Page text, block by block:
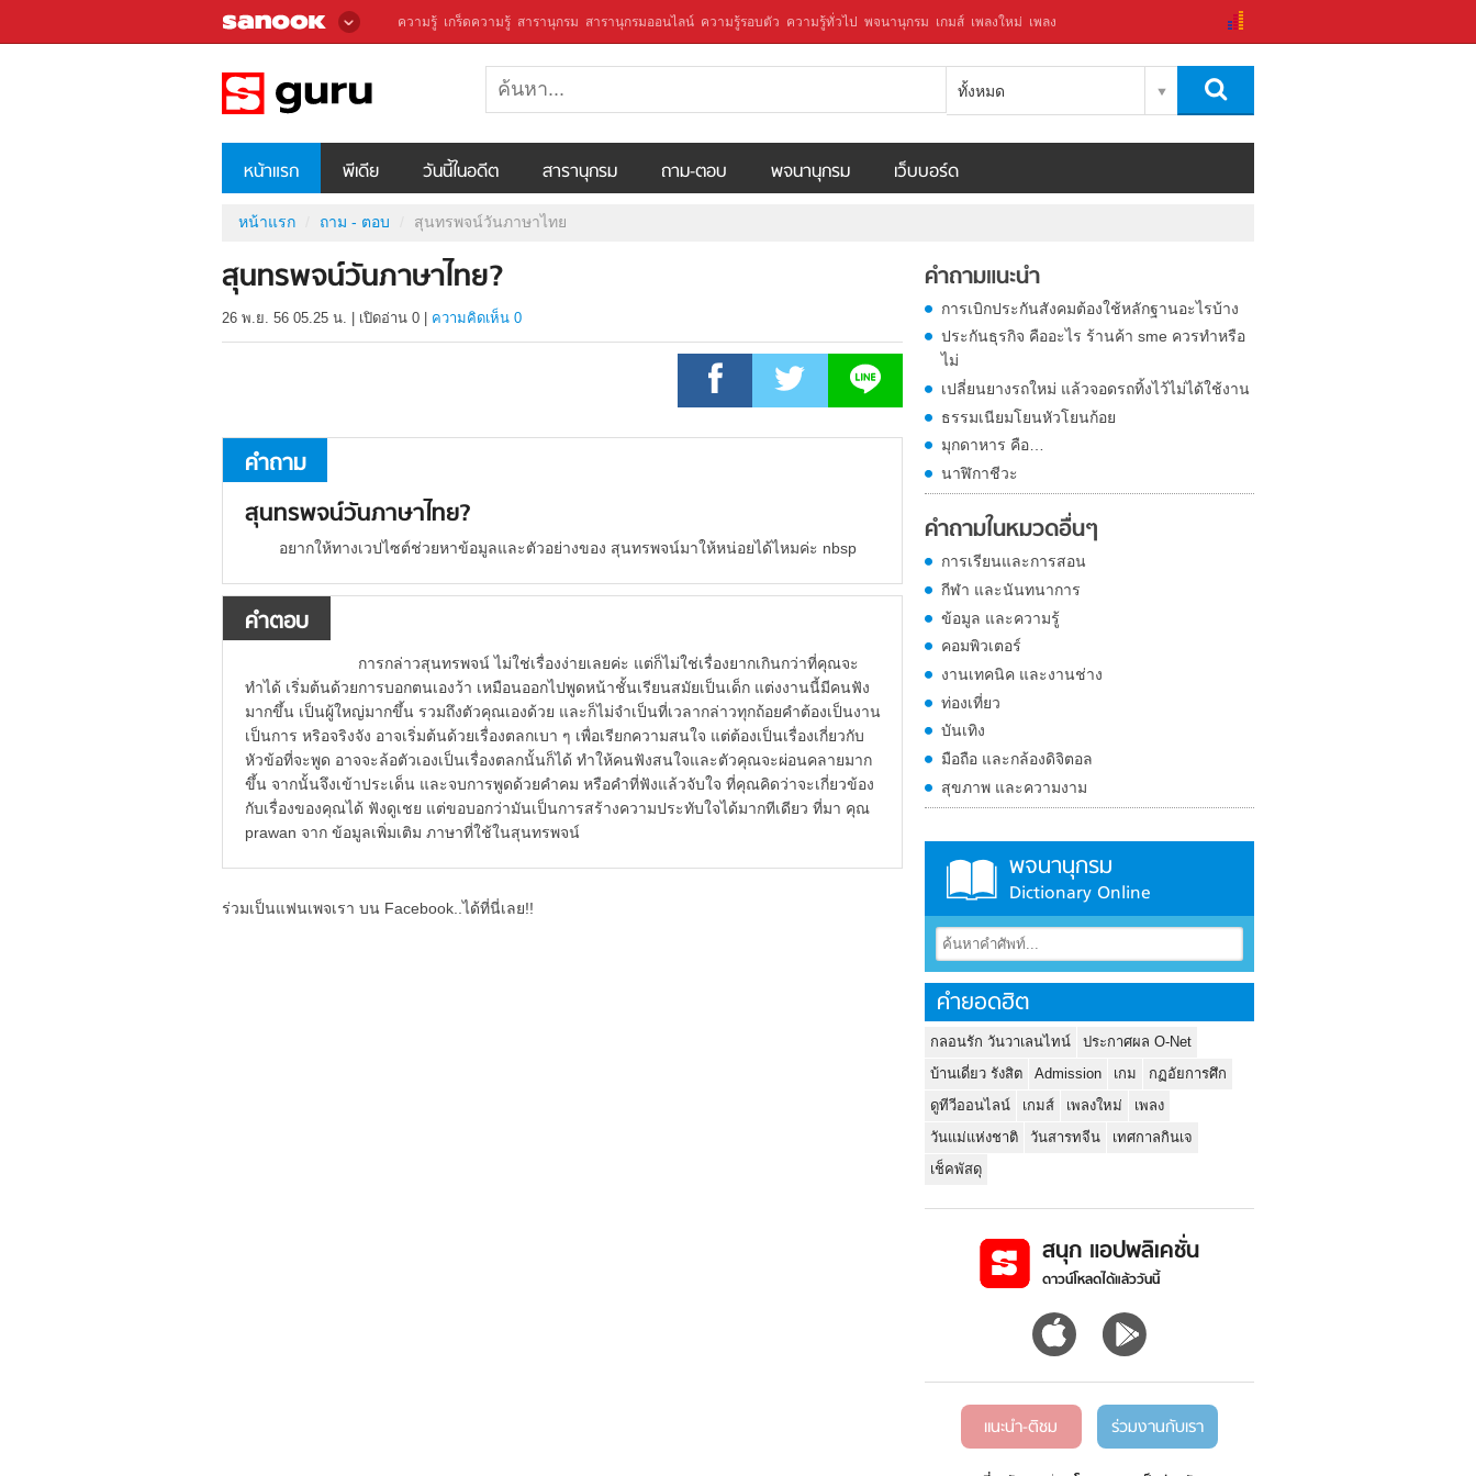
ความรู้ เกร็ดความรู้ สารานุกรม สารานุกรมออนไลน์ ความรู้รอบตัว ความรู้ทั่วไป พจนานุกรม เกมส์ เพลงใหม่ เพลง
ทั้งหมด
หน้าแรก พีเดีย วันนี้ในอดีต สารานุกรม ถาม-ตอบ พจนานุกรม เว็บบอร์ด
หน้าแรก ถาม - ตอบ สุนทรพจน์วันภาษาไทย
สุนทรพจน์วันภาษาไทย?
26 พ.ย. 56 05.25 น. เปิดอ่าน 0 ความคิดเห็น 0
คำถาม
สุนทรพจน์วันภาษาไทย?
อยากให้ทางเวปไซต์ช่วยหาข้อมูลและตัวอย่างของ สุนทรพจน์มาให้หน่อยได้ไหมค่ะ nbsp
คำตอบ
การกล่าวสุนทรพจน์ ไม่ใช่เรื่องง่ายเลยค่ะ แต่ก็ไม่ใช่เรื่องยากเกินกว่าที่คุณจะ
ทำได้ เริ่มต้นด้วยการบอกตนเองว้า เหมือนออกไปพูดหน้าชั้นเรียนสมัยเป็นเด็ก แต่งงานนี้มีคนฟัง
มากขึ้น เป็นผู้ใหญ่มากขึ้น รวมถึงตัวคุณเองด้วย และก็ไม่จำเป็นที่เวลากล่าวทุกถ้อยคำต้องเป็นงาน
เป็นการ หริอจริงจัง อาจเริ่มต้นด้วยเรื่องตลกเบา ๆ เพื่อเรียกความสนใจ แต่ต้องเป็นเรื่องเกี่ยวกับ
หัวข้อที่จะพูด อาจจะล้อตัวเองเป็นเรื่องตลกนั้นก็ได้ ทำให้คนฟังสนใจและตัวคุณจะผ่อนคลายมาก
ขึ้น จากนั้นจึงเข้าประเด็น และจบการพูดด้วยคำคม หรือคำที่ฟังแล้วจับใจ ที่คุณคิดว่าจะเกี่ยวข้อง
กับเรื่องของคุณได้ ฟังดูเชย แต่ขอบอกว่ามันเป็นการสร้างความประทับใจได้มากทีเดียว ที่มา คุณ
prawan จาก ข้อมูลเพิ่มเติม ภาษาที่ใช้ในสุนทรพจน์
ร่วมเป็นแฟนเพจเรา บน Facebook..ได้ที่นี่เลย!!
คำถามแนะนำ
การเบิกประกันสังคมต้องใช้หลักฐานอะไรบ้าง
ประกันธุรกิจ คืออะไร ร้านค้า sme ควรทำหรือ
ไม่
เปลี่ยนยางรถใหม่ แล้วจอดรถทิ้งไว้ไม่ได้ใช้งาน
ธรรมเนียมโยนหัวโยนก้อย
มุกดาหาร คือ…
นาฬิกาชีวะ
คำถามในหมวดอื่นๆ
การเรียนและการสอน
กีฬา และนันทนาการ
ข้อมูล และความรู้
คอมพิวเตอร์
งานเทคนิค และงานช่าง
ท่องเที่ยว
บันเทิง
มือถือ และกล้องดิจิตอล
สุขภาพ และความงาม
พจนานุกรม
Dictionary Online
คำยอดฮิต
กลอนรัก วันวาเลนไทน์
ประกาศผล O-Net
บ้านเดี่ยว รังสิต
Admission เกม
กฏอัยการศึก
ดูทีวีออนไลน์
เกมส์ เพลงใหม่
เพลง
วันแม่แห่งชาติ
วันสารทจีน
เทศกาลกินเจ
เช็คพัสดุ
สนุก แอปพลิเคชั่น
ดาวน์โหลดได้แล้ววันนี้
แนะนำ-ติชม ร่วมงานกับเรา